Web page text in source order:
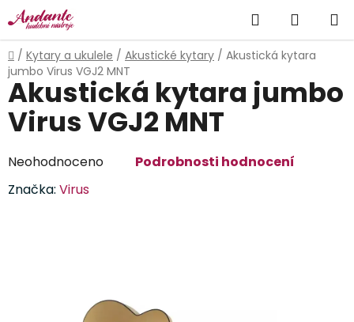
Přejít
na
obsah
Hledat
KOŠÍK
Domů
/ Kytary a ukulele / Akustické kytary / Akustická kytara
jumbo Virus VGJ2 MNT
Akustická kytara jumbo
Virus VGJ2 MNT
Průměrné
produktu
Neohodnoceno
Podrobnosti hodnocení
Značka: Virus